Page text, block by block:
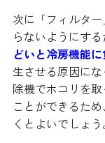
次に「フィルタ
らないようにす
どいと冷房機能
生させる原因に
除機でホコリを
ことができるた
くとよいでしょう